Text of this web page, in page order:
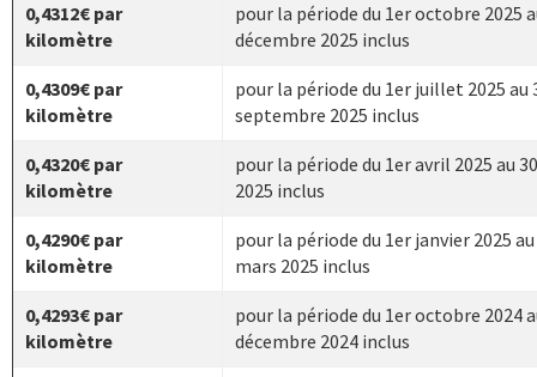
0,4312€ par
kilomètre
pour la période du 1er octobre 2025
décembre 2025 inclus
0,4309€ par
kilomètre
pour la période du 1er juillet 2025 au
septembre 2025 inclus
0,4320€ par
kilomètre
pour la période du 1er avril 2025 au
2025 inclus
0,4290€ par
kilomètre
pour la période du 1er janvier 2025
mars 2025 inclus
0,4293€ par
kilomètre
pour la période du 1er octobre 2024
décembre 2024 inclus